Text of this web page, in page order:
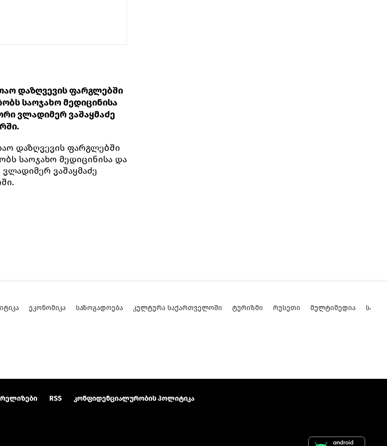
დაზღვევის ფარგლებში
საოჯახო მედიცინისა
ვლადიმერ ვაშაყმაძე
დაზღვევის ფარგლებში
საოჯახო მედიცინისა და
ვაშაყმაძე
ᲔᲙᲝᲜᲝᲛᲘᲙᲐ ᲡᲐᲖᲝᲒᲐᲓᲝᲔᲑᲐ ᲙᲣᲚᲢᲣᲠᲐ ᲡᲐᲥᲐᲠᲗᲕᲔᲚᲝᲨᲘ ᲢᲣᲠᲘᲖᲛᲘ ᲠᲣᲡᲔᲗᲘ ᲛᲣᲚᲢᲘᲛᲔᲓᲘᲐ
RSS
კონფიდენციალურობის პოლიტიკა